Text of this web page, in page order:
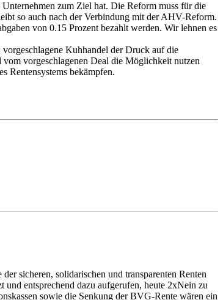
zum Ziel hat. Die Reform muss für die
so auch nach der Verbindung mit der AHV-Reform.
von 0.15 Prozent bezahlt werden. Wir lehnen es
Kuhhandel der Druck auf die
vom vorgeschlagenen Deal die Möglichkeit nutzen
Rentensystems bekämpfen.
sicheren, solidarischen und transparenten Renten
und entsprechend dazu aufgerufen, heute 2xNein zu
sowie die Senkung der BVG-Rente wären ein